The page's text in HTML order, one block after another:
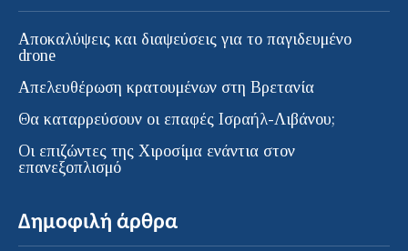
Αποκαλύψεις και διαψεύσεις για το παγιδευμένο
drone
Απελευθέρωση κρατουμένων στη Βρετανία
Θα καταρρεύσουν οι επαφές Ισραήλ-Λιβάνου;
Οι επιζώντες της Χιροσίμα ενάντια στον
επανεξοπλισμό
Δημοφιλή άρθρα